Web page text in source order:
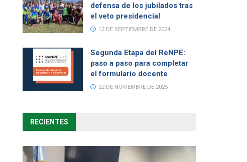
defensa de los jubilados tras
el veto presidencial
12 DE SEPTIEMBRE DE 2024
Segunda Etapa del ReNPE:
paso a paso para completar
el formulario docente
22 DE NOVIEMBRE DE 2025
RECIENTES